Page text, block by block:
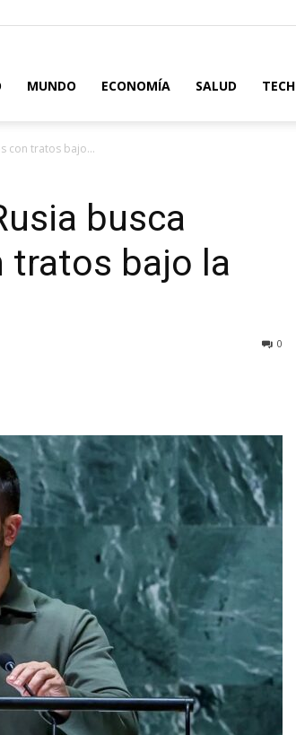
MUNDO ECONOMÍA SALUD TECH
con tratos bajo...
busca
tratos bajo la
0